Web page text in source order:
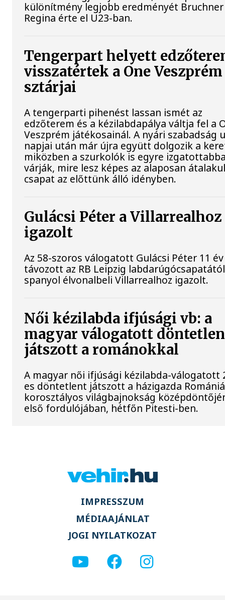
különítmény legjobb eredményét Bruchner
Regina érte el U23-ban.
Tengerpart helyett
visszatértek a One Veszprém
sztárjai
A tengerparti pihenést lassan ismét az
edzőterem és a kézilabdapálya váltja fel a
Veszprém játékosainál. A nyári szabadság
napjai után már újra együtt dolgozik a
miközben a szurkolók is egyre
várják, mire lesz képes az alaposan
csapat az előttünk álló idényben.
Gulácsi Péter a Villarrealhoz
igazolt
Az 58-szoros válogatott Gulácsi Péter 11
távozott az RB Leipzig
spanyol élvonalbeli Villarrealhoz igazolt.
Női kézilabda ifjúsági vb: a
magyar válogatott
játszott a románokkal
A magyar női ifjúsági kézilabda-válogatott
es döntetlent játszott a házigazda
korosztályos világbajnokság
első fordulójában, hétfőn Pitesti-ben.
IMPRESSZUM
MÉDIAAJÁNLAT
JOGI NYILATKOZAT